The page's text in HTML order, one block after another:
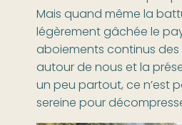
Mais quand même la
légèrement gâchée le
aboiements continus
autour de nous et la
un peu partout, ce n’est
sereine pour